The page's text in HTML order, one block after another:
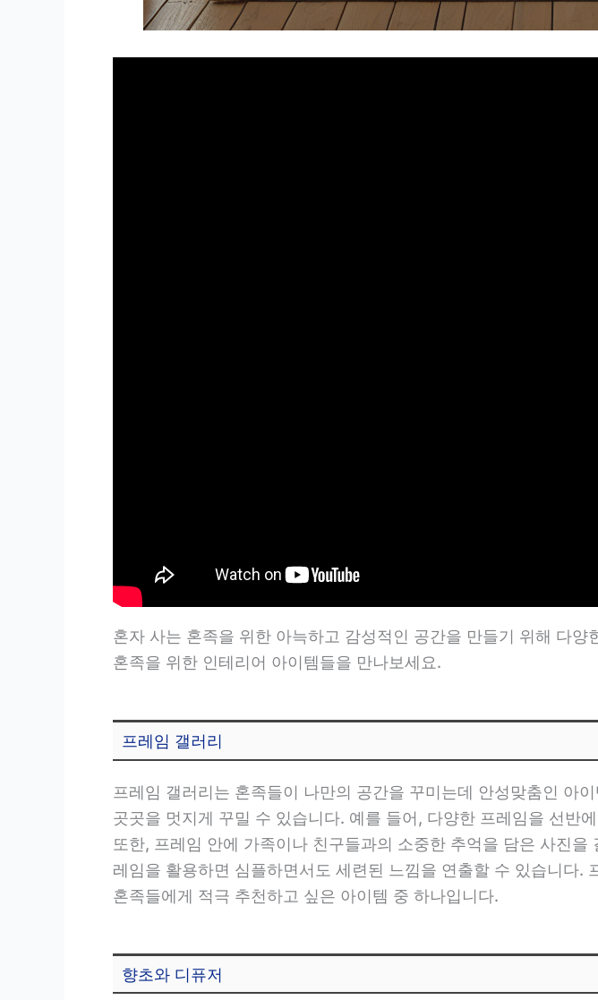
혼자 사는 혼족을 위한 아늑하고 감성적인 공간을 만들기 위해 다
혼족을 위한 인테리어 아이템들을 만나보세요.
프레임 갤러리
프레임 갤러리는 혼족들이 나만의 공간을 꾸미는데 안성맞춤인 아
곳곳을 멋지게 꾸밀 수 있습니다. 예를 들어, 다양한 프레임을 선반
또한, 프레임 안에 가족이나 친구들과의 소중한 추억을 담은 사진
레임을 활용하면 심플하면서도 세련된 느낌을 연출할 수 있습니다
혼족들에게 적극 추천하고 싶은 아이템 중 하나입니다.
향초와 디퓨저